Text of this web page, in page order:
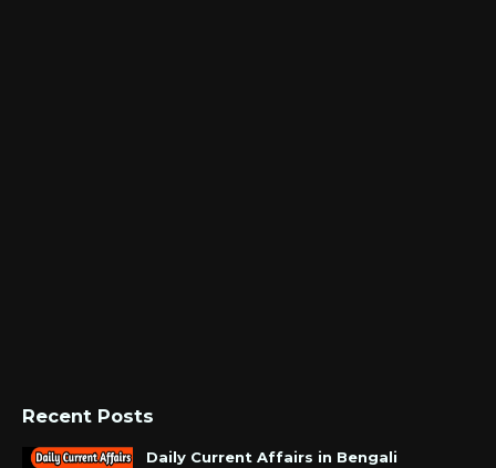
Recent Posts
Daily Current Affairs in Bengali